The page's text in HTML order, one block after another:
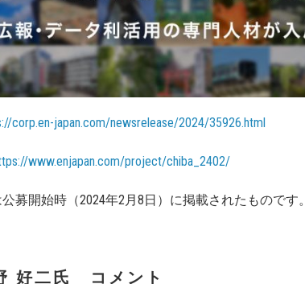
corp.en-japan.com/newsrelease/2024/35926.html
www.enjapan.com/project/chiba_2402/
募開始時（2024年2月8日）に掲載されたものです。
好二氏 コメント